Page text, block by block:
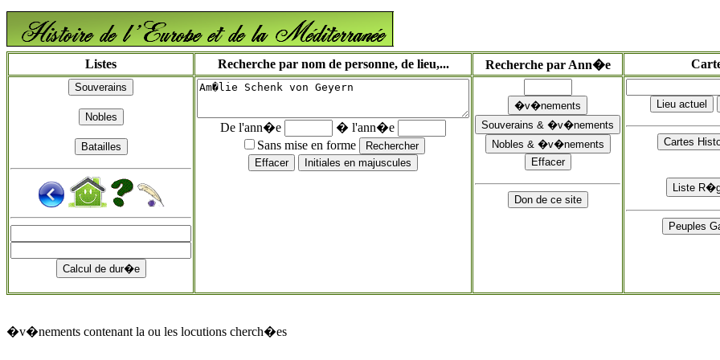
Listes Recherche par nom de personne, de lieu,... Recherche par Ann�e
De l'ann�e
� l'ann�e
Sans mise en forme
�v�nements contenant la ou les locutions cherch�es